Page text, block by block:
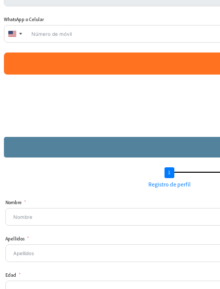
WhatsApp o Celular
United
Registro de perfil
Nombre
Apellidos
Edad